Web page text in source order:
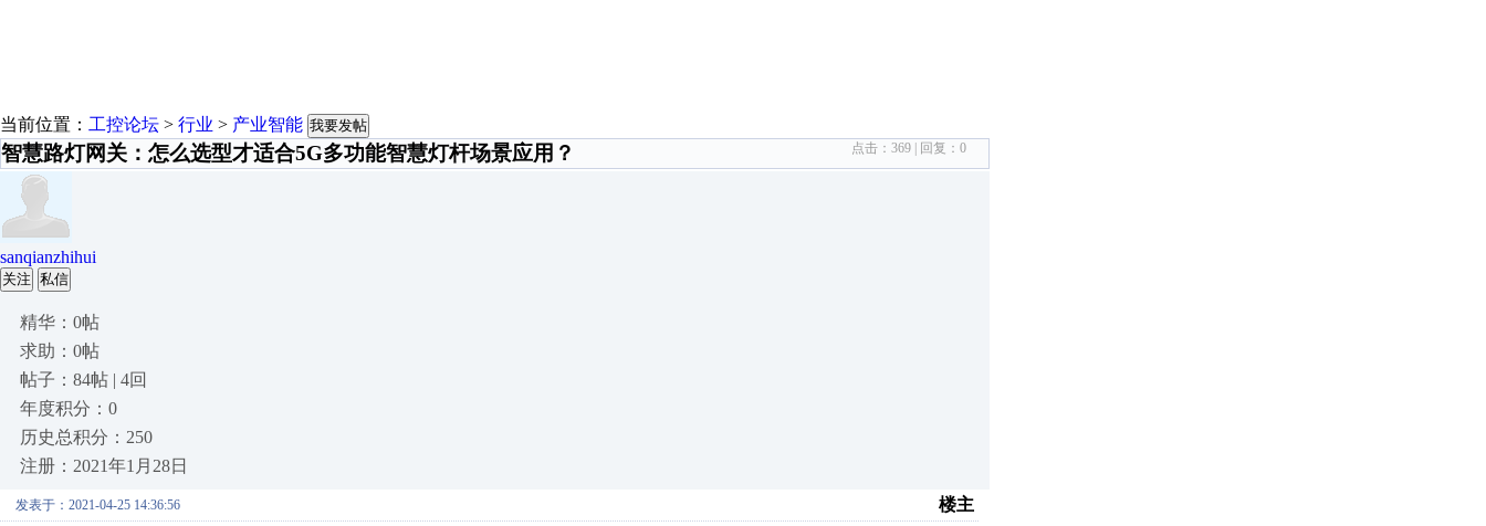
当前位置： 工控论坛 > 行业 > 产业智能 我要发帖
智慧路灯网关：怎么选型才适合5G多功能智慧灯杆场景应用？ 点击： 369 | 回复： 0
sanqianzhihui
关注 私信
精华：0帖
求助：0帖
帖子：84帖 | 4回
年度积分：0
历史总积分：250
注册：2021年1月28日
发表于：2021-04-25 14:36:56 楼主